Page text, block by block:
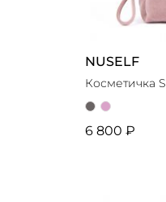
NUSELF
Косметичка S
6 800 ₽